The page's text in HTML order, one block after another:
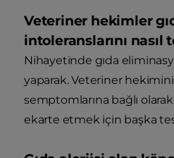
Veteriner hekimler
intoleranslarını nasıl
Nihayetinde gıda
yaparak. Veteriner
semptomlarına bağlı
ekarte etmek için başka